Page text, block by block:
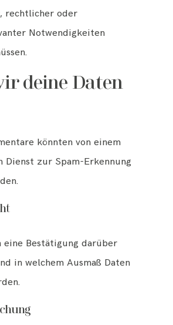
rechtlicher oder
Notwendigkeiten
deine Daten
könnten von einem
Dienst zur Spam-Erkennung
eine Bestätigung darüber
in welchem Ausmaß Daten